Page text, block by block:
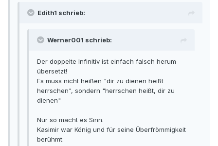
Edith1 schrieb:
Werner001 schrieb:
Der doppelte Infinitiv ist einfach falsch herum
übersetzt!
Es muss nicht heißen "dir zu dienen heißt
herrschen", sondern "herrschen heißt, dir zu
dienen"
Nur so macht es Sinn.
Kasimir war König und für seine Überfrömmigkeit
berühmt.